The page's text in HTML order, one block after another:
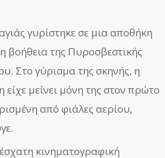
γυρίστηκε σε μια αποθήκη
βοήθεια της Πυροσβεστικής
Στο γύρισμα της σκηνής, η
μείνει μόνη της στον πρώτο
από φιάλες αερίου,
κινηματογραφική